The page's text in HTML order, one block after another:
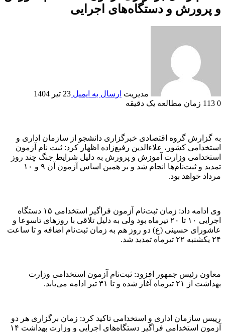
و پرورش و دستگاه‌های اجرایی
مدیریت ارسال به ایمیل 23 تیر 1404
0
زمان مطالعه یک دقیقه
به گزارش گروه اقتصادی خبرگزاری دانشجو از سازمان اداری و
استخدامی کشور، علاءالدین رفیع‌زاده اظهار کرد: ثبت نام آزمون
استخدامی وزارت آموزش و پرورش به دلیل شرایط جنگ چند روز
تمدید و ثبت‌نام‌ها انجام شد و بر همین اساس آزمون آن ۹ و ۱۰
مرداد خواهد بود.
وی ادامه داد: زمان ثبت‌نام آزمون فراگیر استخدامی ۱۵ دستگاه
اجرایی ۱۰ تا ۲۰ تیرماه بود ولی به دلیل تلاقی با روز‌های تاسوعا و
عاشورای حسینی (ع) دو روز هم به زمان ثبت‌نام اضافه و تا ساعت
۲۴ یکشنبه ۲۲ تیرماه تمدید شد.
معاون رئیس جمهور افزود: ثبت‌نام آزمون استخدامی وزارت
بهداشت از ۲۱ تیرماه آغاز شده و تا ۳۱ تیر ادامه می‌یابد.
رییس سازمان اداری و استخدامی تاکید کرد: زمان برگزاری هر دو
آزمون استخدامی فراگیر دستگاه‌های اجرایی و وزارت بهداشت ۱۴